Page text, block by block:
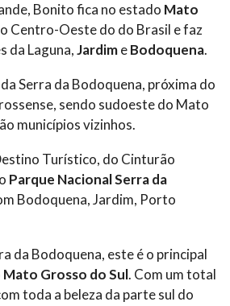
Bonito fica no estado Mato
Centro-Oeste do do Brasil e faz
da Laguna,JardimeBodoquena.
Serra da Bodoquena, próxima do
sendo sudoeste do Mato
municípios vizinhos.
Turístico, do Cinturão
Parque Nacional Serra da
Bodoquena, Jardim, Porto
da Bodoquena, este é o principal
Grosso do Sul. Com um total
toda a beleza da parte sul do